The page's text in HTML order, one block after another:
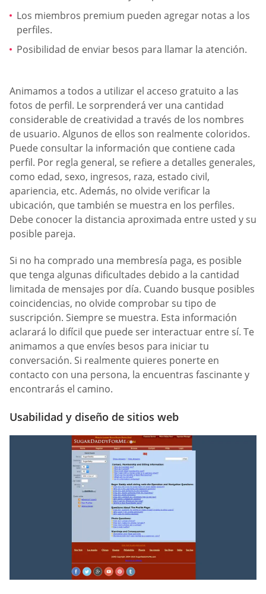
Los miembros premium pueden agregar notas a los
perfiles.
Posibilidad de enviar besos para llamar la atención.
Animamos a todos a utilizar el acceso gratuito a las
fotos de perfil. Le sorprenderá ver una cantidad
considerable de creatividad a través de los nombres
de usuario. Algunos de ellos son realmente coloridos.
Puede consultar la información que contiene cada
perfil. Por regla general, se refiere a detalles generales,
como edad, sexo, ingresos, raza, estado civil,
apariencia, etc. Además, no olvide verificar la
ubicación, que también se muestra en los perfiles.
Debe conocer la distancia aproximada entre usted y su
posible pareja.
Si no ha comprado una membresía paga, es posible
que tenga algunas dificultades debido a la cantidad
limitada de mensajes por día. Cuando busque posibles
coincidencias, no olvide comprobar su tipo de
suscripción. Siempre se muestra. Esta información
aclarará lo difícil que puede ser interactuar entre sí. Te
animamos a que envíes besos para iniciar tu
conversación. Si realmente quieres ponerte en
contacto con una persona, la encuentras fascinante y
encontrarás el camino.
Usabilidad y diseño de sitios web